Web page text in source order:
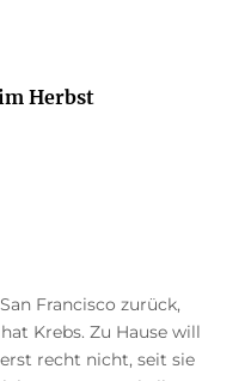
Herbst
Francisco zurück,
Krebs. Zu Hause will
recht nicht, seit sie